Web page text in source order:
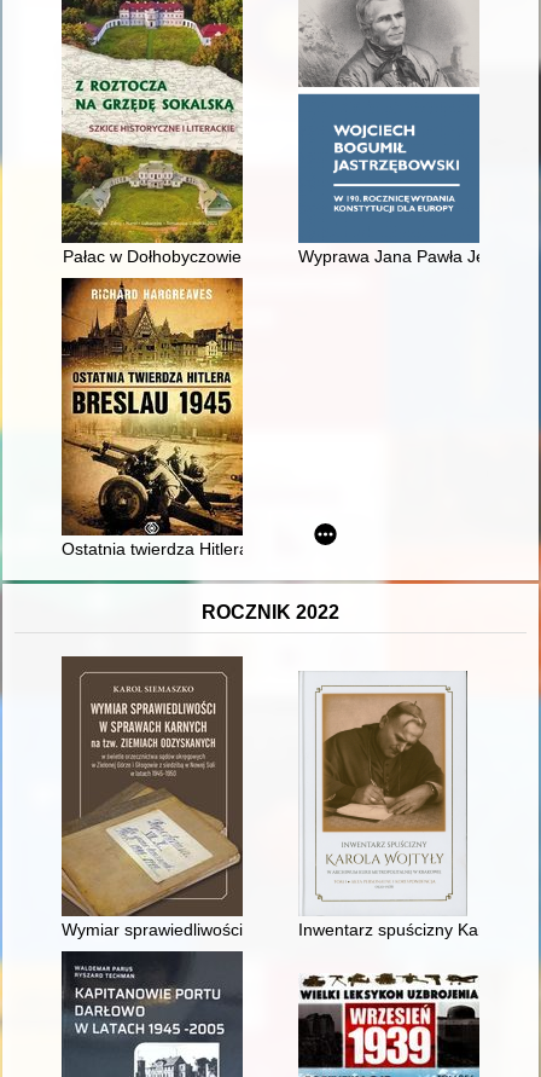
Pałac w Dołhobyczowie Wyprawa Jana Pawła
Ostatnia twierdza Hitlera : Breslau 1945
ROCZNIK 2022
Wymiar sprawiedliwości w sprawach karnych na tzw.
Inwentarz spuścizny Karola